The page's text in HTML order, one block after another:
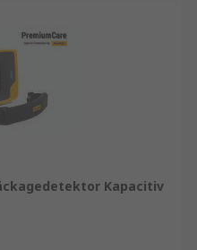
Kapacitiv